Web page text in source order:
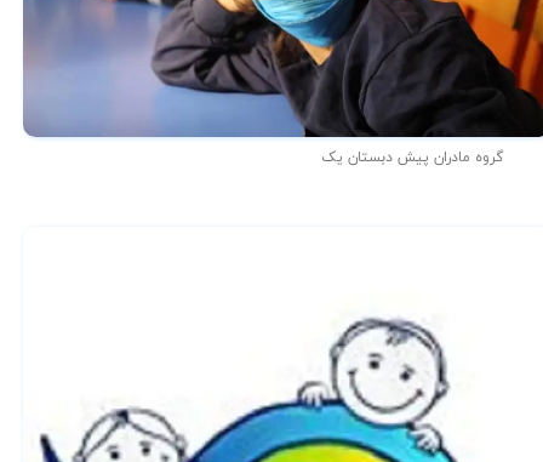
گروه مادران پیش دبستان یک